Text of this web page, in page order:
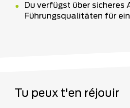
Du verfügst über sicheres
Führungsqualitäten für
Tu peux t'en réjouir